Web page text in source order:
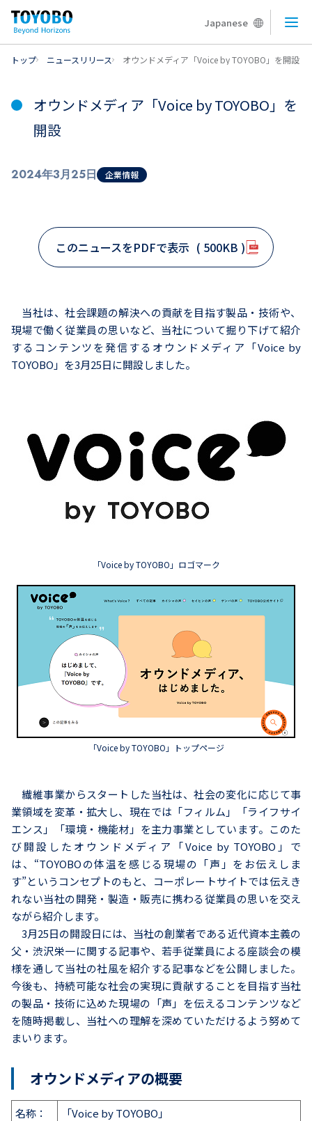
Japanese メ
トップ ニュースリリース オウンドメディア「Voice by TOYOBO」を開設
オウンドメディア「Voice by TOYOBO」を
開設
2024年3月25日 企業情報
このニュースをPDFで表示 ( 500KB )
当社は、社会課題の解決への貢献を目指す製品・技術や、
現場で働く従業員の思いなど、当社について掘り下げて紹介
するコンテンツを発信するオウンドメディア「Voice by
TOYOBO」を3月25日に開設しました。
「Voice by TOYOBO」ロゴマーク
「Voice by TOYOBO」トップページ
繊維事業からスタートした当社は、社会の変化に応じて事
業領域を変革・拡大し、現在では「フィルム」「ライフサイ
エンス」「環境・機能材」を主力事業としています。このた
び開設したオウンドメディア「Voice by TOYOBO」で
は、“TOYOBOの体温を感じる現場の「声」をお伝えしま
す”というコンセプトのもと、コーポレートサイトでは伝えき
れない当社の開発・製造・販売に携わる従業員の思いを交え
ながら紹介します。
3月25日の開設日には、当社の創業者である近代資本主義の
父・渋沢栄一に関する記事や、若手従業員による座談会の模
様を通して当社の社風を紹介する記事などを公開しました。
今後も、持続可能な社会の実現に貢献することを目指す当社
の製品・技術に込めた現場の「声」を伝えるコンテンツなど
を随時掲載し、当社への理解を深めていただけるよう努めて
まいります。
オウンドメディアの概要
名称：
「Voice by TOYOBO」